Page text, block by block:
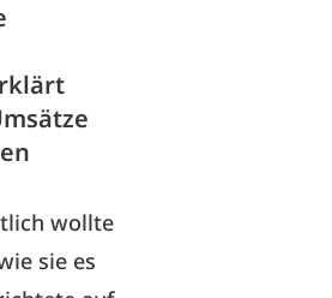
wollte
sie es